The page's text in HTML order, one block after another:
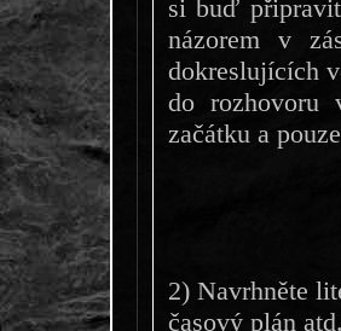
si buď
názorem v
dokreslujících
do rozhovoru
začátku a
2) Navrhněte
časový plán atd.